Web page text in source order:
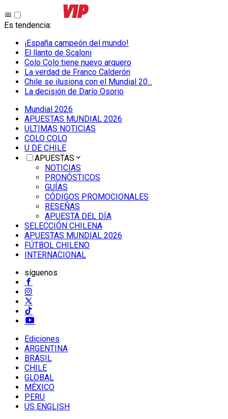
Es tendencia:
¡España campeón del mundo!
El llanto de Scaloni
Colo Colo tiene nuevo arquero
La verdad de Franco Calderón
Chile se ilusiona con el Mundial 20...
La decisión de Darío Osorio
Mundial 2026
APUESTAS MUNDIAL 2026
ULTIMAS NOTICIAS
COLO COLO
U DE CHILE
APUESTAS
NOTICIAS
PRONÓSTICOS
GUÍAS
CÓDIGOS PROMOCIONALES
RESEÑAS
APUESTA DEL DÍA
SELECCIÓN CHILENA
APUESTAS MUNDIAL 2026
FÚTBOL CHILENO
INTERNACIONAL
síguenos
Ediciones
ARGENTINA
BRASIL
CHILE
GLOBAL
MÉXICO
PERU
US ENGLISH